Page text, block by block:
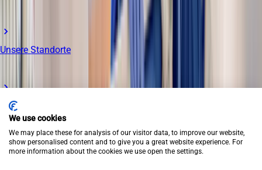
Unsere Standorte
Rund um die Bewerbung
© TUM Klinikum 2026
We use cookies
We may place these for analysis of our visitor data, to improve our website,
show personalised content and to give you a great website experience. For
more information about the cookies we use open the settings.